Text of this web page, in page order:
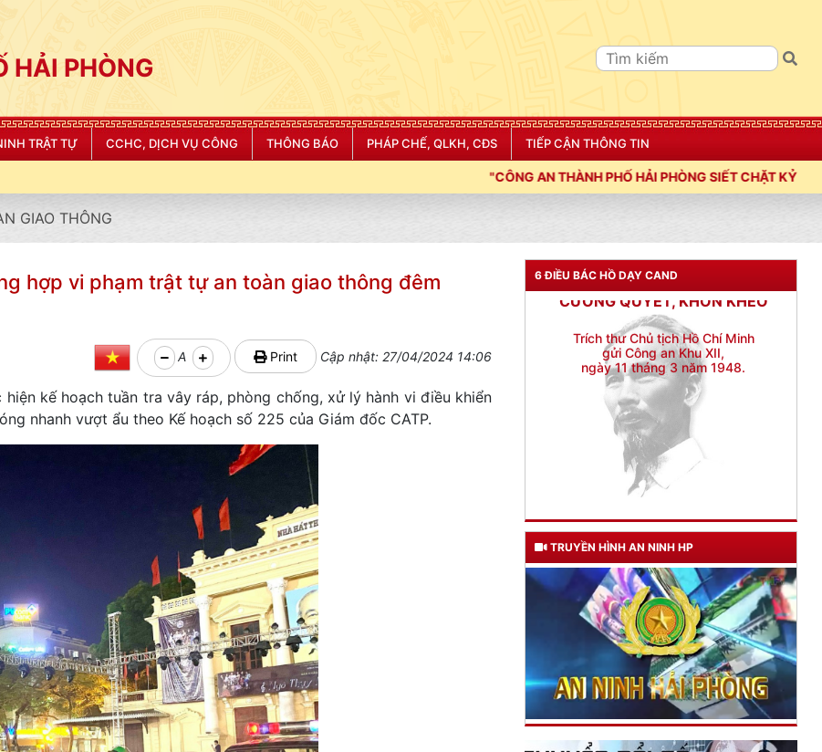
HẢI PHÒNG
TRẬT TỰ CCHC, DỊCH VỤ CÔNG THÔNG BÁO PHÁP CHẾ, QLKH, CĐS TIẾP CẬN THÔNG TIN
"CÔNG AN THÀNH PHỐ HẢI PHÒNG SIẾT CHẶT KỶ LUẬT, KỶ CƯƠNG, ĐIỀU LỆNH; XÂY
GIAO THÔNG
hợp vi phạm trật tự an toàn giao thông đêm
A Print Cập nhật: 27/04/2024 14:06
kế hoạch tuần tra vây ráp, phòng chống, xử lý hành vi điều khiển
nhanh vượt ẩu theo Kế hoạch số 225 của Giám đốc CATP.
6 ĐIỀU BÁC HỒ DẠY CAND
TƯ CÁCH
NGƯỜI CÔNG AN CÁCH MỆNH LÀ:
TRUYỀN HÌNH AN NINH HP